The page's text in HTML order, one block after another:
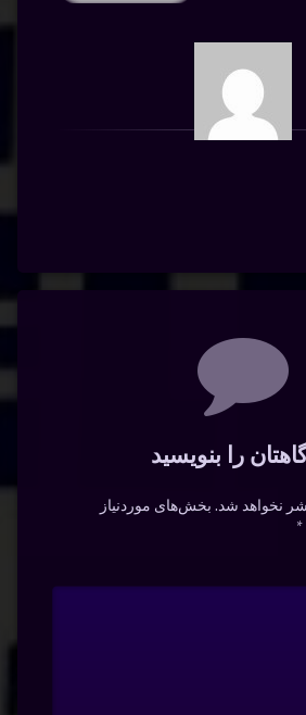
را بنویسید
نخواهد شد. بخش‌های موردنیاز
*